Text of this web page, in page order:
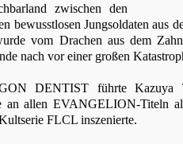
zwischen den
bewusstlosen Jungsoldaten aus
vom Drachen aus dem
nach vor einer großen
DENTIST führte Kazuya
an allen EVANGELION-Titeln
FLCL inszenierte.